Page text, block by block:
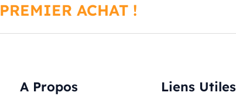
ACHAT !
A Propos Liens Utiles